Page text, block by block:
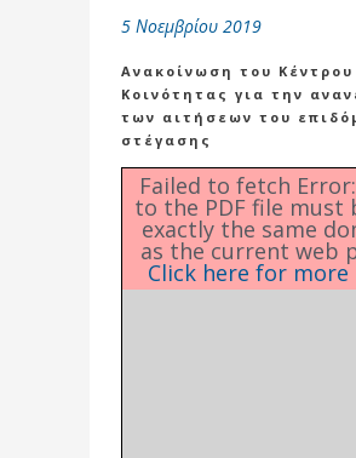
5 Νοεμβρίου 2019
Ανακοίνωση του Κέντρου
Κοινότητας για την
των αιτήσεων του
στέγασης
Failed to fetch
to the PDF file must
exactly the same
as the current web
Click here for more